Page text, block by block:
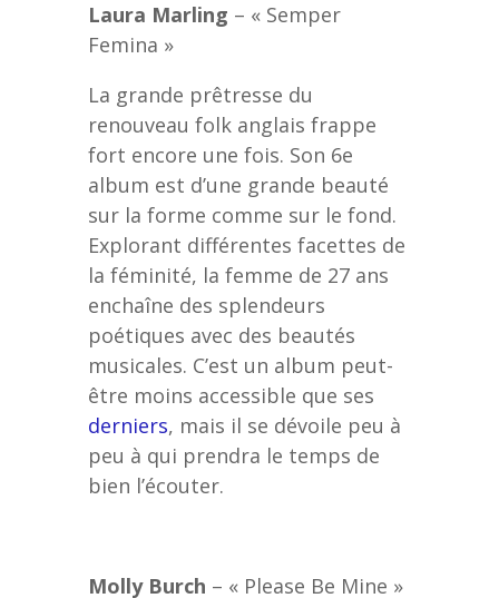
Laura Marling – « Semper
Femina »
La grande prêtresse du
renouveau folk anglais frappe
fort encore une fois. Son 6e
album est d’une grande beauté
sur la forme comme sur le fond.
Explorant différentes facettes de
la féminité, la femme de 27 ans
enchaîne des splendeurs
poétiques avec des beautés
musicales. C’est un album peut-
être moins accessible que ses
derniers, mais il se dévoile peu à
peu à qui prendra le temps de
bien l’écouter.
Molly Burch – « Please Be Mine »